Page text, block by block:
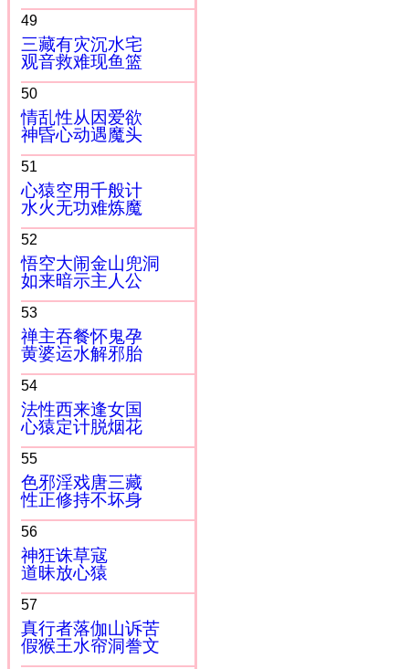
49
三藏有灾沉水宅
观音救难现鱼篮
50
情乱性从因爱欲
神昏心动遇魔头
51
心猿空用千般计
水火无功难炼魔
52
悟空大闹金山兜洞
如来暗示主人公
53
禅主吞餐怀鬼孕
黄婆运水解邪胎
54
法性西来逢女国
心猿定计脱烟花
55
色邪淫戏唐三藏
性正修持不坏身
56
神狂诛草寇
道昧放心猿
57
真行者落伽山诉苦
假猴王水帘洞誊文